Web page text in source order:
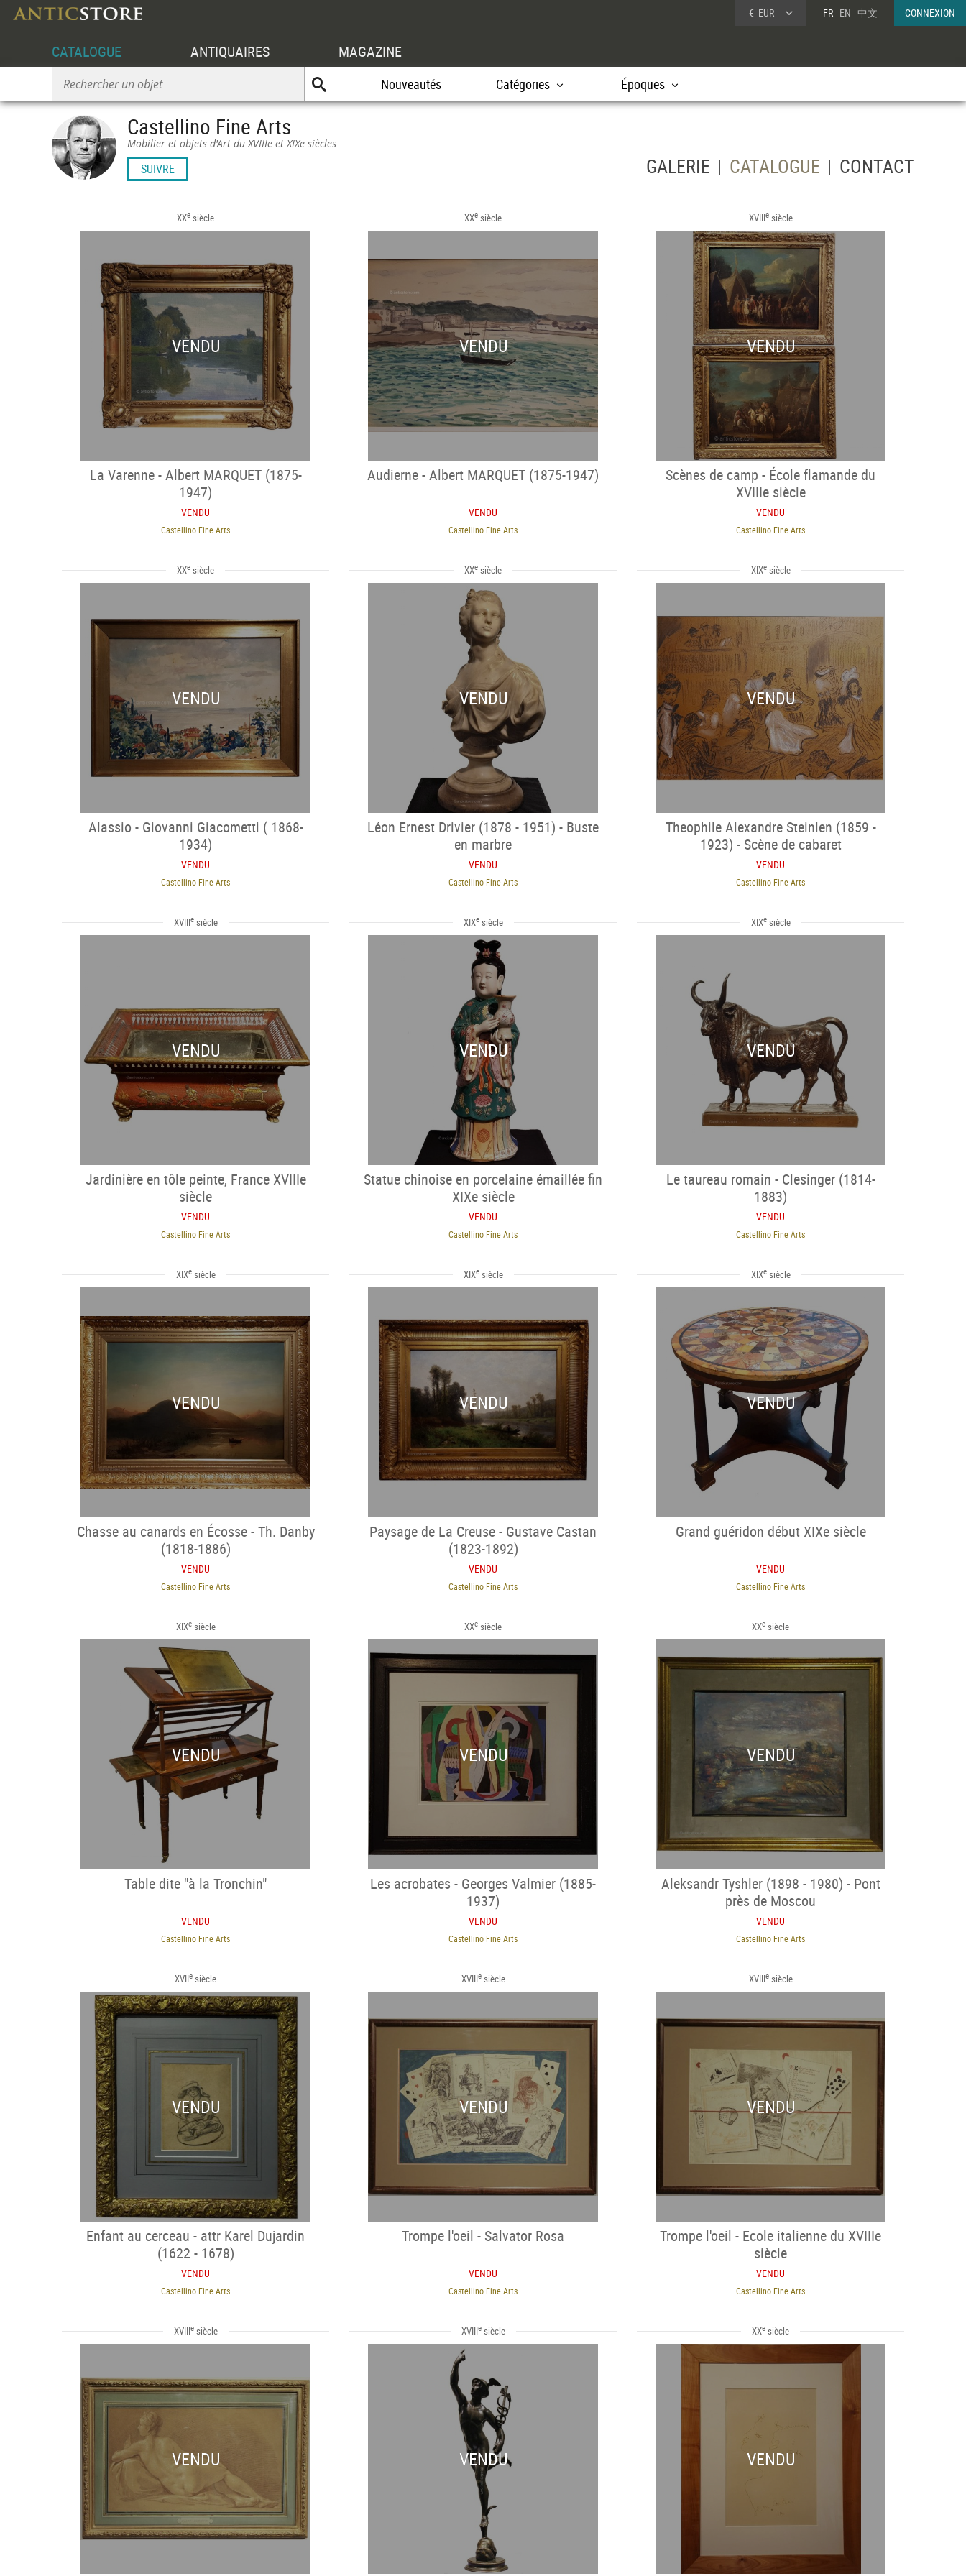
€ EUR FR EN 中文 CONNEXION
CATALOGUE ANTIQUAIRES MAGAZINE
Nouveautés Catégories Époques
Castellino Fine Arts
Mobilier et objets d'Art du XVIIIe et XIXe siècles
SUIVRE GALERIE CATALOGUE CONTACT
XXe siècle
VENDU
La Varenne - Albert MARQUET (1875-
1947)
VENDU
Castellino Fine Arts
XXe siècle
VENDU
Audierne - Albert MARQUET (1875-1947)
VENDU
Castellino Fine Arts
XVIIIesiècle
VENDU
Scènes de camp - École flamande du
XVIIIe siècle
VENDU
Castellino Fine Arts
XXe siècle
VENDU
Alassio - Giovanni Giacometti ( 1868-
1934)
VENDU
Castellino Fine Arts
XXe siècle
VENDU
Léon Ernest Drivier (1878 - 1951) - Buste
en marbre
VENDU
Castellino Fine Arts
XIXesiècle
VENDU
Theophile Alexandre Steinlen (1859 -
1923) - Scène de cabaret
VENDU
Castellino Fine Arts
XVIIIesiècle
VENDU
Jardinière en tôle peinte, France XVIIIe
siècle
VENDU
Castellino Fine Arts
XIXesiècle
VENDU
Statue chinoise en porcelaine émaillée fin
XIXe siècle
VENDU
Castellino Fine Arts
XIXesiècle
VENDU
Le taureau romain - Clesinger (1814-
1883)
VENDU
Castellino Fine Arts
XIXesiècle
VENDU
Chasse au canards en Écosse - Th. Danby
(1818-1886)
VENDU
Castellino Fine Arts
XIXesiècle
VENDU
Paysage de La Creuse - Gustave Castan
(1823-1892)
VENDU
Castellino Fine Arts
XIXesiècle
VENDU
Grand guéridon début XIXe siècle
VENDU
Castellino Fine Arts
XIXesiècle
VENDU
Table dite "à la Tronchin"
VENDU
Castellino Fine Arts
XXe siècle
VENDU
Les acrobates - Georges Valmier (1885-
1937)
VENDU
Castellino Fine Arts
XXe siècle
VENDU
Aleksandr Tyshler (1898 - 1980) - Pont
près de Moscou
VENDU
Castellino Fine Arts
XVIIe siècle
VENDU
Enfant au cerceau - attr Karel Dujardin
(1622 - 1678)
VENDU
Castellino Fine Arts
XVIIIesiècle
VENDU
Trompe l'oeil - Salvator Rosa
VENDU
Castellino Fine Arts
XVIIIesiècle
VENDU
Trompe l'oeil - Ecole italienne du XVIIIe
siècle
VENDU
Castellino Fine Arts
XVIIIesiècle
VENDU
XVIIIesiècle
VENDU
XXe siècle
VENDU